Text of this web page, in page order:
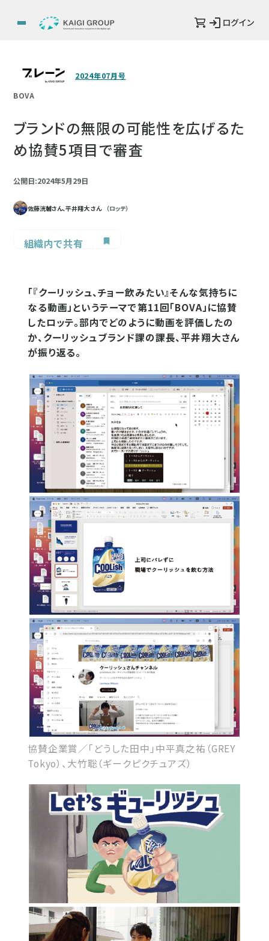
ログイン
2024年07月号
BOVA
ブランドの無限の可能性を広げるた
め協賛5項目で審査
公開日:2024年5月29日
佐藤洸輔さん、平井翔大 さん （ロッテ）
組織内で共有
「『クーリッシュ、チョー飲みたい』そんな気持ちに
なる動画」というテーマで第11回「BOVA」に協賛
したロッテ。部内でどのように動画を評価したの
か、クーリッシュブランド課の課長、平井翔大さん
が振り返る。
協賛企業賞／「どうした田中」中平真之祐（GREY
Tokyo）、大竹聡（ギークピクチュアズ）